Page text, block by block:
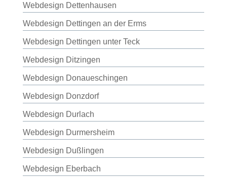
Webdesign Dettenhausen
Webdesign Dettingen an der Erms
Webdesign Dettingen unter Teck
Webdesign Ditzingen
Webdesign Donaueschingen
Webdesign Donzdorf
Webdesign Durlach
Webdesign Durmersheim
Webdesign Dußlingen
Webdesign Eberbach